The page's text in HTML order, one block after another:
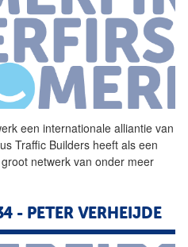
een internationale alliantie van
Traffic Builders heeft als een
netwerk van onder meer
- PETER VERHEIJDE